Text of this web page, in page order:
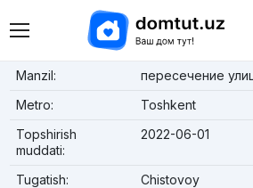
Manzil:
пересечение
Metro:
Toshkent
Topshirish
muddati:
2022-06-01
Tugatish:
Chistovoy